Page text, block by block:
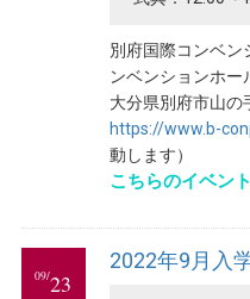
別府国際コンベン
ンベンションホー
大分県別府市山の
https://www.b-
動します）
こちらのイベン
09/23
2022年9月入